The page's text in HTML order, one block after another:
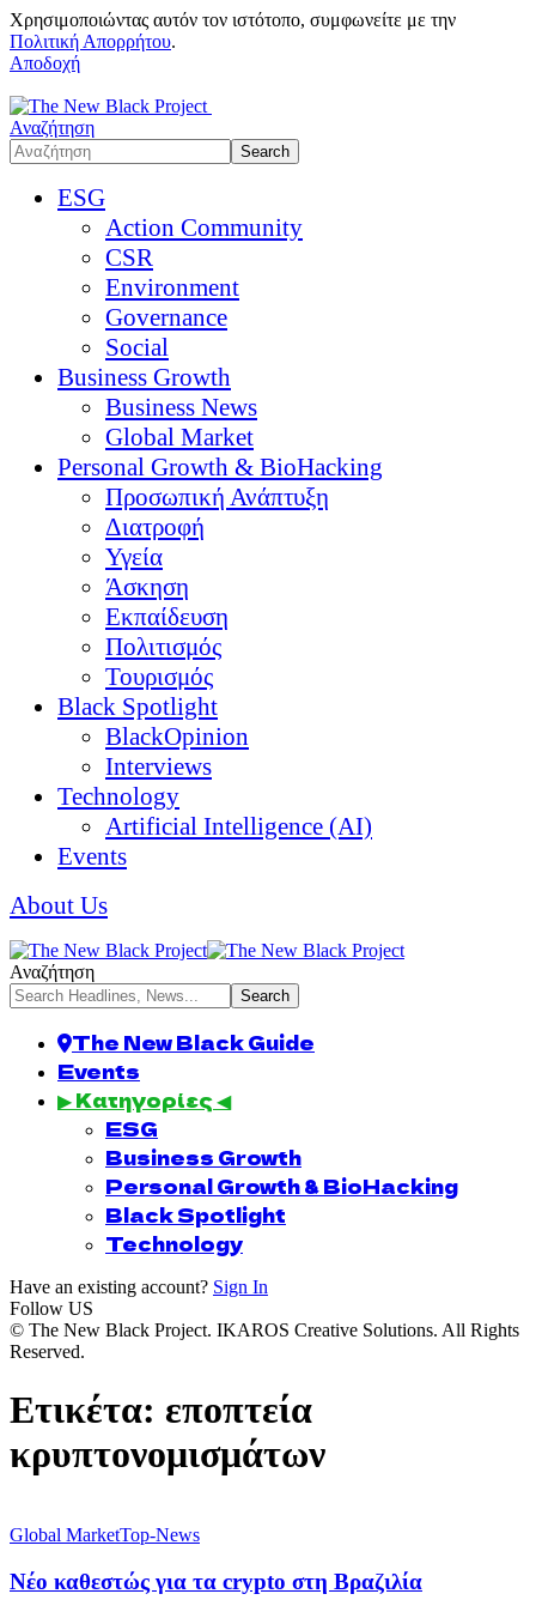
Χρησιμοποιώντας αυτόν τον ιστότοπο, συμφωνείτε με την
Πολιτική Απορρήτου.
Αποδοχή
Αναζήτηση
ESG
Action Community
CSR
Environment
Governance
Social
Business Growth
Business News
Global Market
Personal Growth & BioHacking
Προσωπική Ανάπτυξη
Διατροφή
Υγεία
Άσκηση
Εκπαίδευση
Πολιτισμός
Τουρισμός
Black Spotlight
BlackOpinion
Interviews
Technology
Artificial Intelligence (AI)
Events
About Us
Αναζήτηση
The New Black Guide
Events
▶ Κατηγορίες ◀
ESG
Business Growth
Personal Growth & BioHacking
Black Spotlight
Technology
Have an existing account? Sign In
Follow US
© The New Black Project. IKAROS Creative Solutions. All Rights
Reserved.
Ετικέτα: εποπτεία
κρυπτονομισμάτων
Global MarketTop-News
Νέο καθεστώς για τα crypto στη Βραζιλία